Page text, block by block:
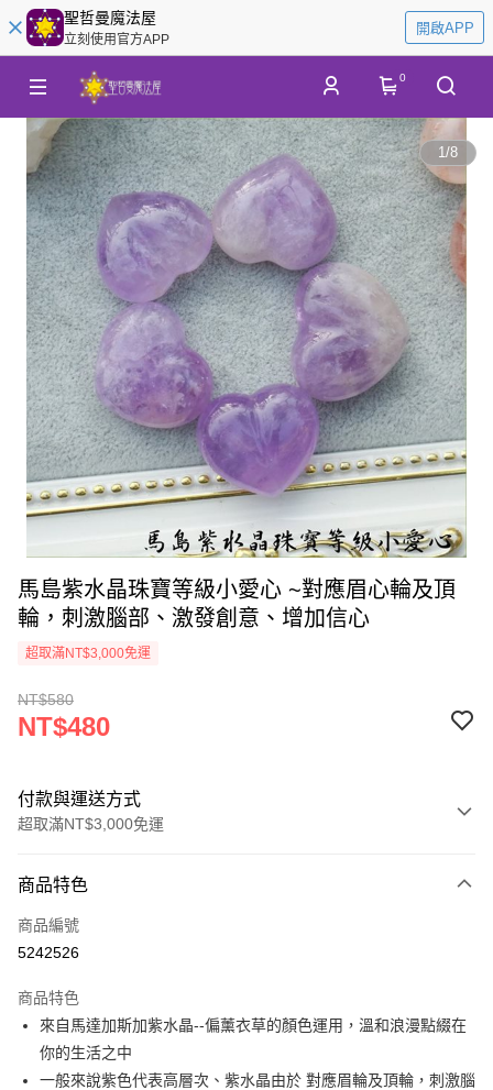
聖哲曼魔法屋
立刻使用官方APP
開啟APP
0
1/8
馬島紫水晶珠寶等級小愛心 ~對應眉心輪及頂
輪，刺激腦部、激發創意、增加信心
超取滿NT$3,000免運
NT$580
NT$480
付款與運送方式
超取滿NT$3,000免運
信用卡一次付款
超商取貨付款
Apple Pay
街口支付
商品特色
商品編號
5242526
商品特色
來自馬達加斯加紫水晶--偏薰衣草的顏色運用，溫和浪漫點綴在
你的生活之中
一般來說紫色代表高層次、紫水晶由於 對應眉輪及頂輪，刺激腦